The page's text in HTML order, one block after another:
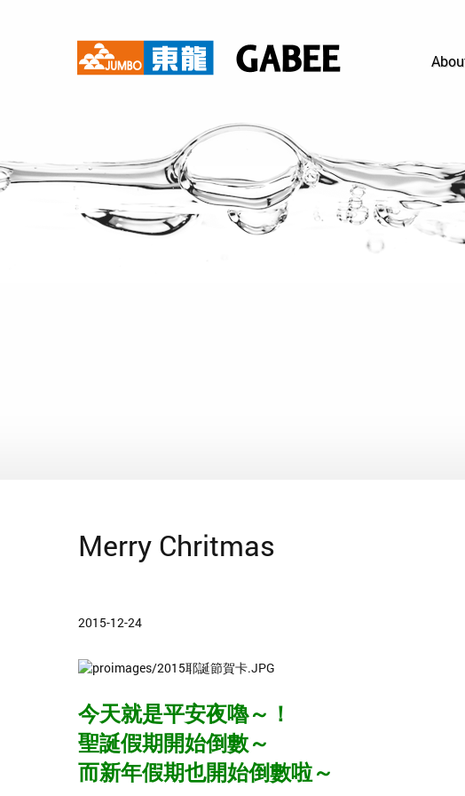
Merry Chritmas
2015-12-24
今天就是平安夜嚕～！
聖誕假期開始倒數～
而新年假期也開始倒數啦～